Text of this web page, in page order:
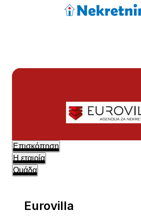
Επισκόπηση
Η εταιρία
Ομάδα
Eurovilla